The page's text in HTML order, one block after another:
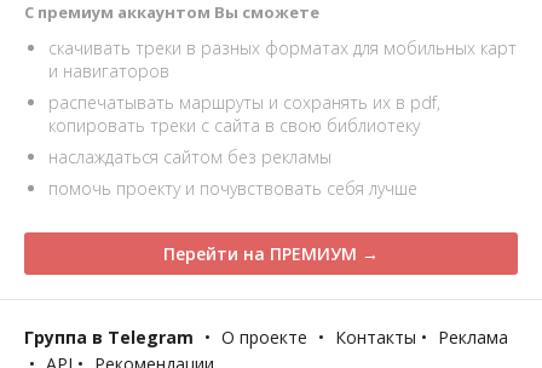
С премиум аккаунтом Вы сможете
скачивать треки в разных форматах для мобильных карт
и навигаторов
распечатывать маршруты и сохранять их в pdf,
копировать треки с сайта в свою библиотеку
наслаждаться сайтом без рекламы
помочь проекту и почувствовать себя лучше
Перейти на ПРЕМИУМ →
Группа в Telegram • О проекте • Контакты • Реклама